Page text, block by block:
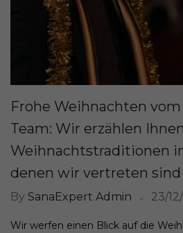
Frohe Weihnachten
Team: Wir erzählen
Weihnachtstraditionen
denen wir vertreten sind
By SanaExpert Admin 23/
Wir werfen einen Blick auf die